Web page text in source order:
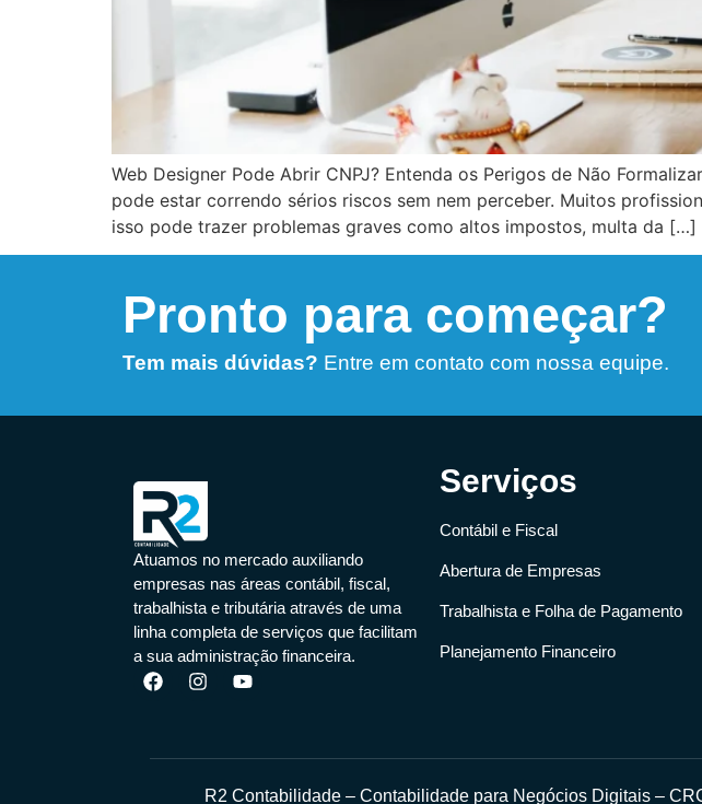
Web Designer Pode Abrir CNPJ? Entenda os Perigos de Não
pode estar correndo sérios riscos sem nem perceber. Muitos
isso pode trazer problemas graves como altos impostos, multa da […]
Pronto para começar?
Tem mais dúvidas? Entre em contato com nossa equipe.
Atuamos no mercado auxiliando
empresas nas áreas contábil, fiscal,
trabalhista e tributária através de uma
linha completa de serviços que facilitam
a sua administração financeira.
Serviços
Contábil e Fiscal
Abertura de Empresas
Trabalhista e Folha de Pagamento
Planejamento Financeiro
R2 Contabilidade – Contabilidade para Negócios Digitais –